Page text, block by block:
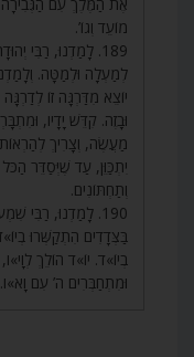
מוֹעֵד וְגוֹ’.
189. לָמַדְנוּ, רַבִּי
לְמַעְלָה וּלְמַטָּה.
יוֹצֵא מִדַּרְגָּה זוֹ
וּבָזֶה. קִדֵּשׁ יָדָיו,
מַעֲשֶׂה, וְצָרִיךְ
יִתְכַּוֵּן, עַד שֶׁיְּסַדֵּר הַכֹּל
וְתַחְתּוֹנִים.
190. לָמַדְנוּ, רַבִּי
בַּצְּדָדִים הִתְקַשְּׁרוּ
בְיוֹ»ד. יוֹ»ד הוֹלֵךְ
וּמִתְחַבְּרִים ה’ עִם וָא»ו.